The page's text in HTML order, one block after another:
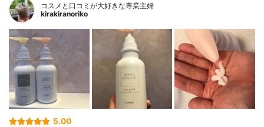
コスメと口コミが大好きな専業主婦
kirakiranoriko
5.00